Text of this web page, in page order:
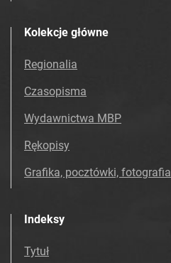
Kolekcje główne
Regionalia
Czasopisma
Wydawnictwa MBP
Rękopisy
Grafika, pocztówki, fotografia
Indeksy
Tytuł